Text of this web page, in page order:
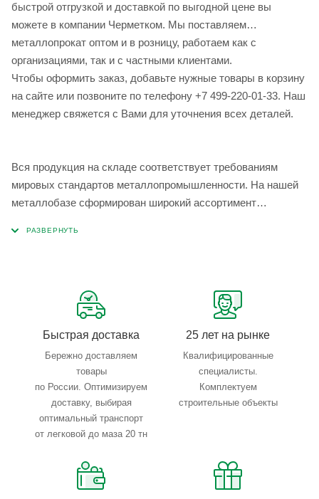
быстрой отгрузкой и доставкой по выгодной цене вы
можете в компании Черметком. Мы поставляем
металлопрокат оптом и в розницу, работаем как с
организациями, так и с частными клиентами.
Чтобы оформить заказ, добавьте нужные товары в корзину
на сайте или позвоните по телефону +7 499-220-01-33. Наш
менеджер свяжется с Вами для уточнения всех деталей.
Вся продукция на складе соответствует требованиям
мировых стандартов металлопромышленности. На нашей
металлобазе сформирован широкий ассортимент
Быстрая доставка
Бережно доставляем
товары
по России. Оптимизируем
доставку, выбирая
оптимальный транспорт
от легковой до маза 20 тн
25 лет на рынке
Квалифицированные
специалисты.
Комплектуем
строительные объекты